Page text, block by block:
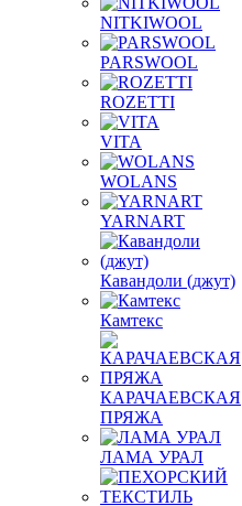
NITKIWOOL
PARSWOOL
ROZETTI
VITA
WOLANS
YARNART
Кавандоли (джут)
Камтекс
КАРАЧАЕВСКАЯ
ПРЯЖА
ЛАМА УРАЛ